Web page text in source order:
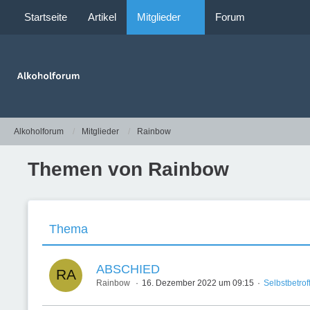
Startseite Artikel Mitglieder Forum
Alkoholforum Mitglieder Rainbow
Themen von Rainbow
Thema
ABSCHIED
Rainbow 16. Dezember 2022 um 09:15